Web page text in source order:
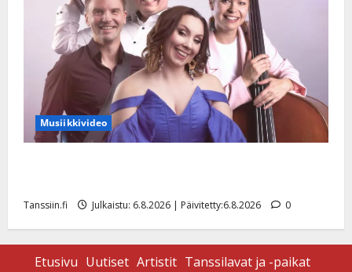
Musiikkivideo
Tanssiin.fi Julkaistu: 6.8.2026 | Päivitetty:6.8.2026 0
Etusivu Uutiset Artistit Tanssilavat ja -paikat